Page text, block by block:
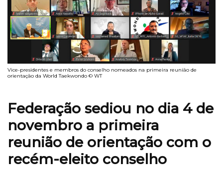
Vice-presidentes e membros do conselho nomeados na primeira reunião de
orientação da World Taekwondo © WT
Federação sediou no dia 4 de
novembro a primeira
reunião de orientação com o
recém-eleito conselho